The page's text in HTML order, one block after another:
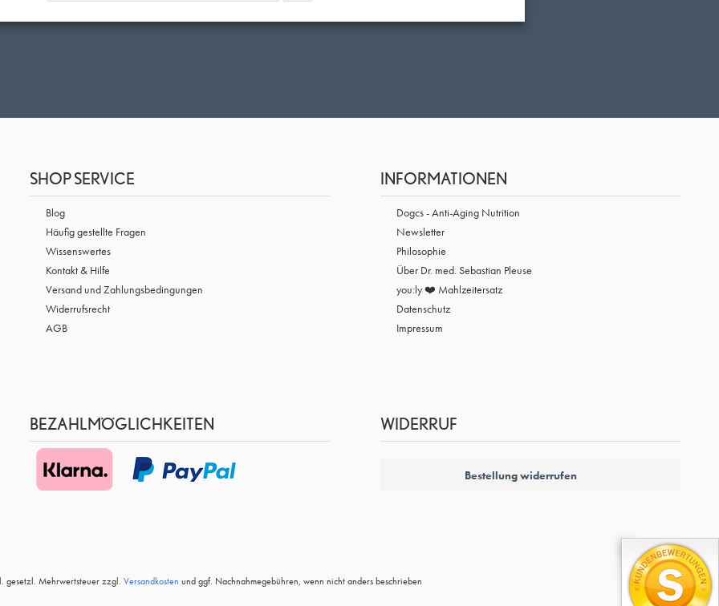
SHOP SERVICE
Blog
Häufig gestellte Fragen
Wissenswertes
Kontakt & Hilfe
Versand und Zahlungsbedingungen
Widerrufsrecht
AGB
INFORMATIONEN
Dogcs - Anti-Aging Nutrition
Newsletter
Philosophie
Über Dr. med. Sebastian Pleuse
you:ly ❤️ Mahlzeitersatz
Datenschutz
Impressum
BEZAHLMÖGLICHKEITEN WIDERRUF
Bestellung widerrufen
gesetzl. Mehrwertsteuer zzgl. Versandkosten und ggf. Nachnahmegebühren, wenn nicht anders beschrieben